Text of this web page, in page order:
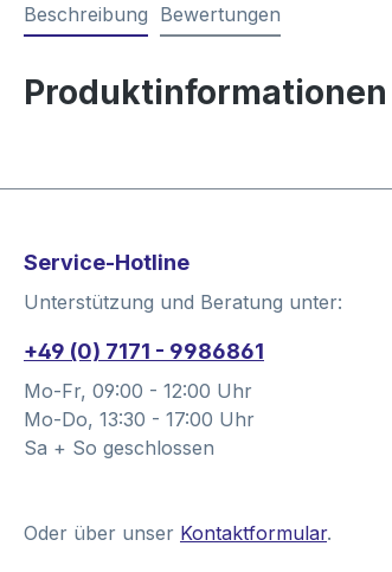
Beschreibung Bewertungen
Service-Hotline
Unterstützung und Beratung unter:
+49 (0) 7171 - 9986861
Mo-Fr, 09:00 - 12:00 Uhr
Mo-Do, 13:30 - 17:00 Uhr
Sa + So geschlossen
Oder über unser Kontaktformular.